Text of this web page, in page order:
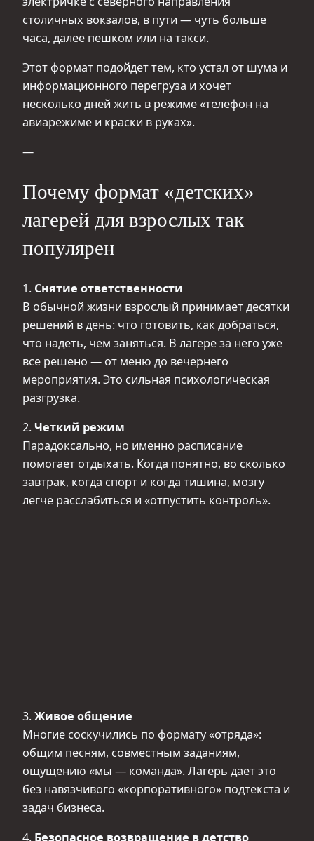
столичных вокзалов, в пути — чуть больше
часа, далее пешком или на такси.
Этот формат подойдет тем, кто устал от шума и
информационного перегруза и хочет
несколько дней жить в режиме «телефон на
авиарежиме и краски в руках».
—
Почему формат «детских»
лагерей для взрослых так
популярен
1. Снятие ответственности
В обычной жизни взрослый принимает десятки
решений в день: что готовить, как добраться,
что надеть, чем заняться. В лагере за него уже
все решено — от меню до вечернего
мероприятия. Это сильная психологическая
разгрузка.
2. Четкий режим
Парадоксально, но именно расписание
помогает отдыхать. Когда понятно, во сколько
завтрак, когда спорт и когда тишина, мозгу
легче расслабиться и «отпустить контроль».
3. Живое общение
Многие соскучились по формату «отряда»:
общим песням, совместным заданиям,
ощущению «мы — команда». Лагерь дает это
без навязчивого «корпоративного» подтекста и
задач бизнеса.
4. Безопасное возвращение в детство